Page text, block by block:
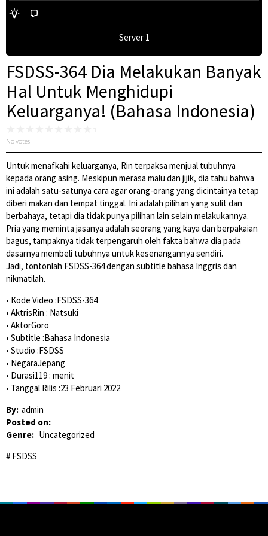
Server 1
FSDSS-364 Dia Melakukan Banyak
Hal Untuk Menghidupi
Keluarganya! (Bahasa Indonesia)
No votes
Untuk menafkahi keluarganya, Rin terpaksa menjual tubuhnya
kepada orang asing. Meskipun merasa malu dan jijik, dia tahu bahwa
ini adalah satu-satunya cara agar orang-orang yang dicintainya tetap
diberi makan dan tempat tinggal. Ini adalah pilihan yang sulit dan
berbahaya, tetapi dia tidak punya pilihan lain selain melakukannya.
Pria yang meminta jasanya adalah seorang yang kaya dan berpakaian
bagus, tampaknya tidak terpengaruh oleh fakta bahwa dia pada
dasarnya membeli tubuhnya untuk kesenangannya sendiri.
Jadi, tontonlah FSDSS-364 dengan subtitle bahasa Inggris dan
nikmatilah.
• Kode Video :FSDSS-364
• AktrisRin : Natsuki
• AktorGoro
• Subtitle :Bahasa Indonesia
• Studio :FSDSS
• NegaraJepang
• Durasi119 : menit
• Tanggal Rilis :23 Februari 2022
By: admin
Posted on:
Genre: Uncategorized
FSDSS